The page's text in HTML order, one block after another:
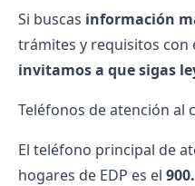
Si buscas información
trámites y requisitos con
invitamos a que sigas
Teléfonos de atención al
El teléfono principal de
hogares de EDP es el